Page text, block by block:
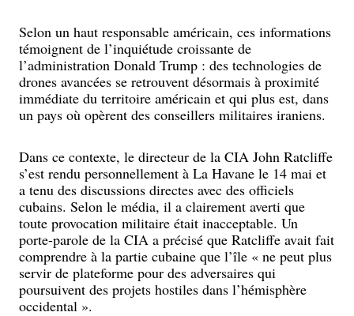
Selon un haut responsable américain, ces informations
témoignent de l’inquiétude croissante de
l’administration Donald Trump : des technologies de
drones avancées se retrouvent désormais à proximité
immédiate du territoire américain et qui plus est, dans
un pays où opèrent des conseillers militaires iraniens.
Dans ce contexte, le directeur de la CIA John Ratcliffe
s’est rendu personnellement à La Havane le 14 mai et
a tenu des discussions directes avec des officiels
cubains. Selon le média, il a clairement averti que
toute provocation militaire était inacceptable. Un
porte-parole de la CIA a précisé que Ratcliffe avait fait
comprendre à la partie cubaine que l’île « ne peut plus
servir de plateforme pour des adversaires qui
poursuivent des projets hostiles dans l’hémisphère
occidental ».